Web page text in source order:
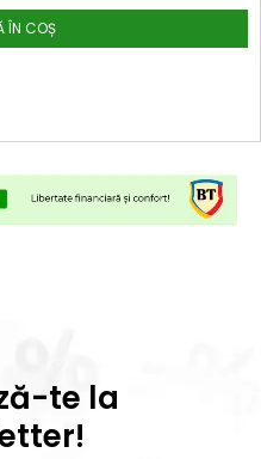
ÎN COȘ
te la